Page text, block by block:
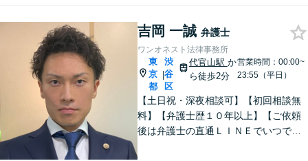
吉岡 一誠 弁護士
ワンオネスト法律事務所
東
京
都
|
渋
谷
区
代官山駅 か
ら徒歩2分
営業時間：00:00~
23:55（平日）
【土日祝・深夜相談可】【初回相談無
料】【弁護士歴１０年以上】【ご依頼
後は弁護士の直通ＬＩＮＥでいつでも